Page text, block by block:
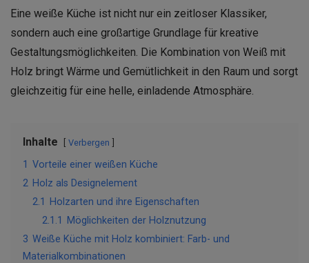
Eine weiße Küche ist nicht nur ein zeitloser Klassiker,
sondern auch eine großartige Grundlage für kreative
Gestaltungsmöglichkeiten. Die Kombination von Weiß mit
Holz bringt Wärme und Gemütlichkeit in den Raum und sorgt
gleichzeitig für eine helle, einladende Atmosphäre.
Inhalte Verbergen
1 Vorteile einer weißen Küche
2 Holz als Designelement
2.1
Holzarten und ihre Eigenschaften
2.1.1
Möglichkeiten der Holznutzung
3 Weiße Küche mit Holz kombiniert: Farb- und
Materialkombinationen